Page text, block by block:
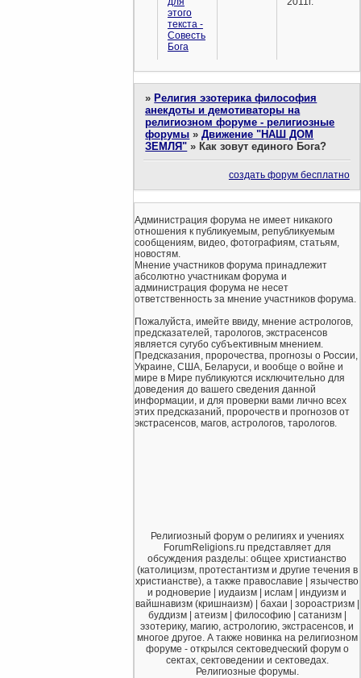
этого
текста -
Совесть
Бога
» Религия эзотерика философия
анекдоты и демотиваторы на
религиозном форуме - религиозные
форумы »Движение "НАШ ДОМ
ЗЕМЛЯ" » Как зовут единого Бога?
создать форум бесплатно
Администрация форума не имеет никакого
отношения к публикуемым, републикуемым
сообщениям, видео, фотографиям, статьям,
новостям.
Мнение участников форума принадлежит
абсолютно участникам форума и
администрация форума не несет
ответственность за мнение участников форума.
Пожалуйста, имейте ввиду, мнение астрологов,
предсказателей, тарологов, экстрасенсов
является сугубо субъективным мнением.
Предсказания, пророчества, прогнозы о России,
Украине, США, Беларуси, и вообще о войне и
мире в Мире публикуются исключительно для
доведения до вашего сведения данной
информации, и для проверки вами лично всех
этих предсказаний, пророчеств и прогнозов от
экстрасенсов, магов, астрологов, тарологов.
Религиозный форум о религиях и учениях
ForumReligions.ru представляет для
обсуждения разделы: общее христианство
(католицизм, протестантизм и другие течения в
христианстве), а также православие | язычество
и родноверие | иудаизм | ислам | индуизм и
вайшнавизм (кришнаизм) | бахаи | зороастризм |
буддизм | атеизм | философию | сатанизм |
эзотерику, магию, астрологию, экстрасенсов, и
многое другое. А также новинка на религиозном
форуме - открылся сектоведческий форум о
сектах, сектоведении и сектоведах.
Религиозные форумы.